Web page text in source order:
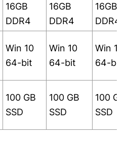
16GB
DDR4
16GB
DDR4
16GB
DDR4
Win 10
64-bit
Win 10
64-bit
Win 10
64-bit
100 GB
SSD
100 GB
SSD
100 GB
SSD